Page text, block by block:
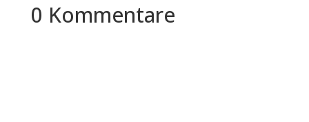
0 Kommentare